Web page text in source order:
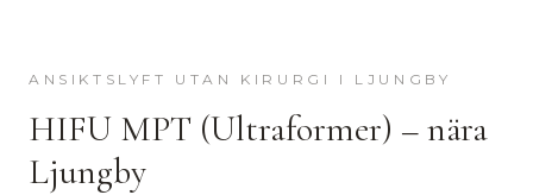
ANSIKTSLYFT UTAN KIRURGI I LJUNGBY
HIFU MPT (Ultraformer) – nära
Ljungby